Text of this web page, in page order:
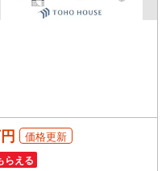
価格更新
らえる